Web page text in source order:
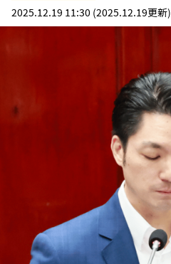
2025.12.19 11:30 (2025.12.19更新)